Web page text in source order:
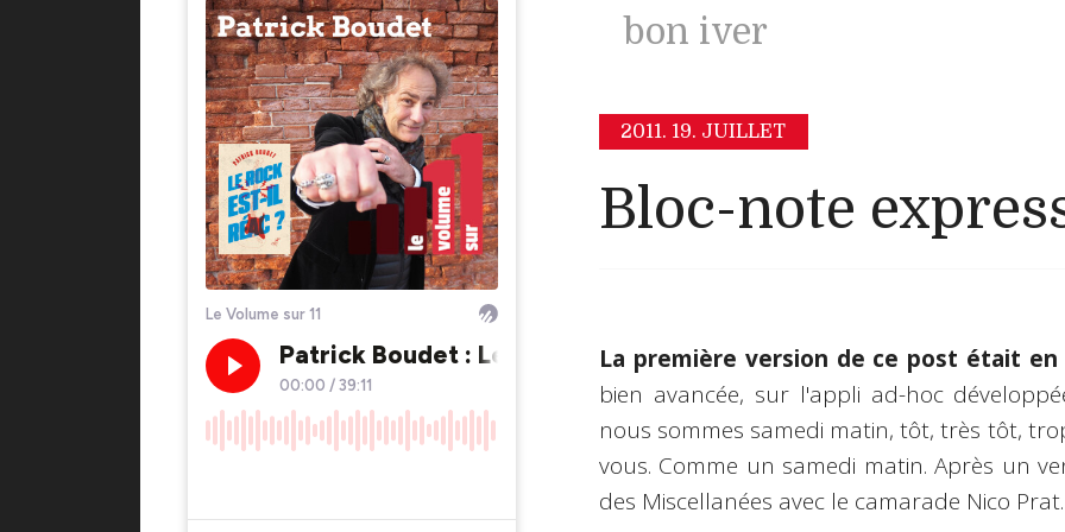
bon iver
2011. 19. JUILLET
Bloc-note
La première version de ce post était
bien avancée, sur l'appli ad-hoc
nous sommes samedi matin, tôt, très tôt,
vous. Comme un samedi matin. Après un
des Miscellanées avec le camarade Nico Prat.